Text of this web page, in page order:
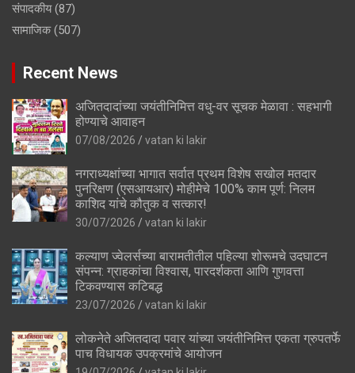
संपादकीय(87)
सामाजिक(507)
Recent News
अजितदादांच्या जयंतीनिमित्त वधु-वर सूचक मेळावा : सहभागी
होण्याचे आवाहन
07/08/2026 vatan ki lakir
नगराध्यक्षांच्या भागात सर्वात प्रथम विशेष सखोल मतदार
पुनरिक्षण (एसआयआर) मोहीमेचे 100% काम पूर्ण: निलम
काशिद यांचे कौतुक व सत्कार!
30/07/2026 vatan ki lakir
कल्याण ज्वेलर्सच्या बारामतीतील पहिल्या शोरूमचे उदघाटन
संपन्न: ग्राहकांचा विश्वास, पारदर्शकता आणि गुणवत्ता
टिकवण्यास कटिबद्ध
23/07/2026 vatan ki lakir
लोकनेते अजितदादा पवार यांच्या जयंतीनिमित्त एकता ग्रुपतर्फे
पाच विधायक उपक्रमांचे आयोजन